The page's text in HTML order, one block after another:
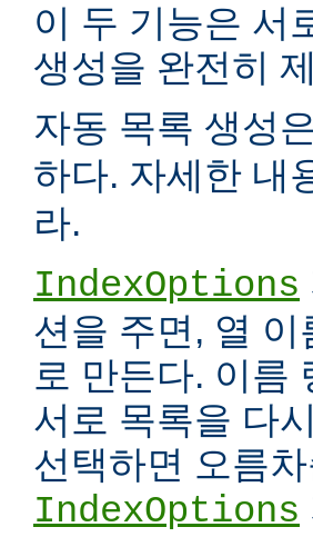
이 두 기능은 서
생성을 완전히
자동 목록 생성
하다. 자세한 내
라.
IndexOptions
션을 주면, 열
로 만든다. 이름
서로 목록을 다
선택하면 오름
IndexOptions